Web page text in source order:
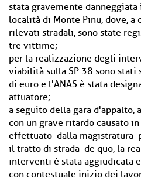
stata gravemente
località di Monte Pinu, dove, a
rilevati stradali, sono state
tre vittime;
per la realizzazione degli
viabilità sulla SP 38 sono
di euro e l'ANAS è stata
attuatore;
a seguito della gara d'appalto,
con un grave ritardo causato
effettuato dalla magistratura
il tratto di strada de quo, la
interventi è stata aggiudicata
con contestuale inizio dei